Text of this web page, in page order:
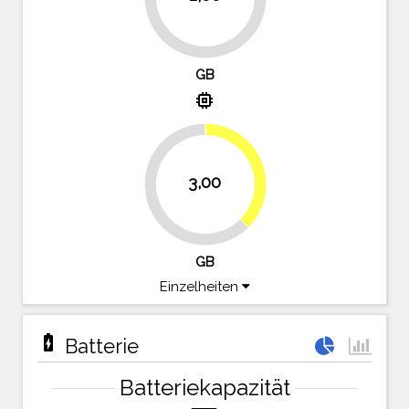
75%
GB
memory
3,00
62.5%
37.5%
GB
Einzelheiten
battery_charging_full Batterie
Batteriekapazität